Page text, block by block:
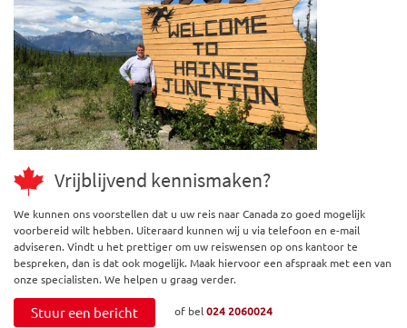
Vrijblijvend kennismaken?
We kunnen ons voorstellen dat u uw reis naar Canada zo goed mogelijk
voorbereid wilt hebben. Uiteraard kunnen wij u via telefoon en e-mail
adviseren. Vindt u het prettiger om uw reiswensen op ons kantoor te
bespreken, dan is dat ook mogelijk. Maak hiervoor een afspraak met een van
onze specialisten. We helpen u graag verder.
Stuur een bericht of bel024 2060024